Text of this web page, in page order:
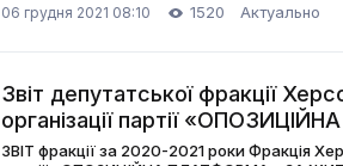
06 грудня 2021 08:10 1520 Актуально
Звіт депутатської фракції
організації партії
ЖИТТЯ» Новокаховської
ЗВІТ фракції за 2020-2021 роки Фракція